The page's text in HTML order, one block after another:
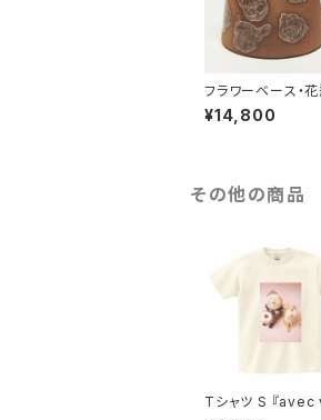
フラワーベース・花
ピッチャー・ポット
嵌 フレンチブルド
¥14,800
その他の商品
Tシャツ S 『avec vou